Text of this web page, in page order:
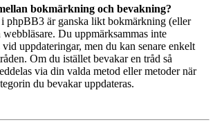
bokmärkning och bevakning?
phpBB3 är ganska likt bokmärkning (eller
Du uppmärksammas inte
uppdateringar, men du kan senare enkelt
Om du istället bevakar en tråd så
via din valda metod eller metoder när
du bevakar uppdateras.